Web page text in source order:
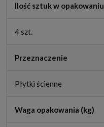
Ilość sztuk w opakowaniu
4 szt.
Przeznaczenie
Płytki ścienne
Waga opakowania (kg)